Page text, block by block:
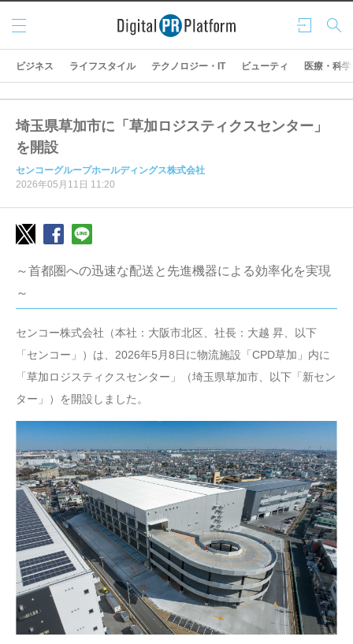
ログ
イン
検索
メニ
ュー
ビジネス ライフスタイル テクノロジー・IT ビューティ 医療・科学
埼玉県草加市に「草加ロジスティクスセンター」
を開設
センコーグループホールディングス株式会社
2026年05月11日 11:20
～首都圏への迅速な配送と先進機器による効率化を実現
～
センコー株式会社（本社：大阪市北区、社長：大越 昇、以下
「センコー」）は、2026年5月8日に物流施設「CPD草加」内に
「草加ロジスティクスセンター」（埼玉県草加市、以下「新セン
ター」）を開設しました。